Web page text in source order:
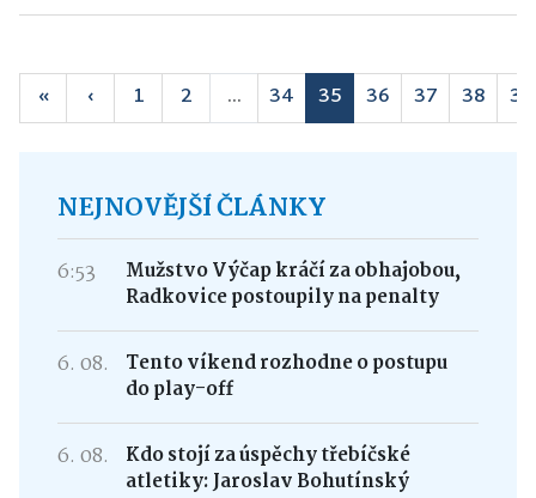
« ‹ 1 2 ... 34 35 36 37 38 39
NEJNOVĚJŠÍ ČLÁNKY
6:53
Mužstvo Výčap kráčí za obhajobou,
Radkovice postoupily na penalty
6. 08.
Tento víkend rozhodne o postupu
do play-off
6. 08.
Kdo stojí za úspěchy třebíčské
atletiky: Jaroslav Bohutínský